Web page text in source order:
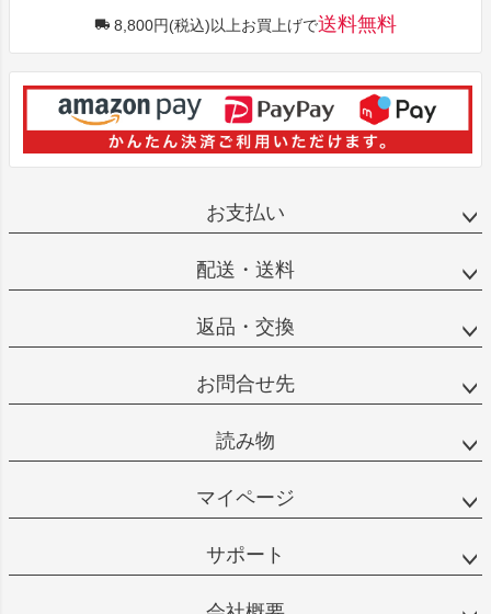
8,800円(税込)以上お買上げで送料無料
お支払い
配送・送料
返品・交換
お問合せ先
読み物
マイページ
サポート